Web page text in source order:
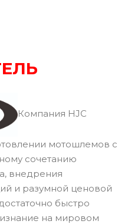
Компания HJC
мотошлемов с
сочетанию
внедрения
и разумной ценовой
быстро
на мировом